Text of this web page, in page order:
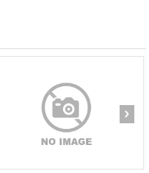
›